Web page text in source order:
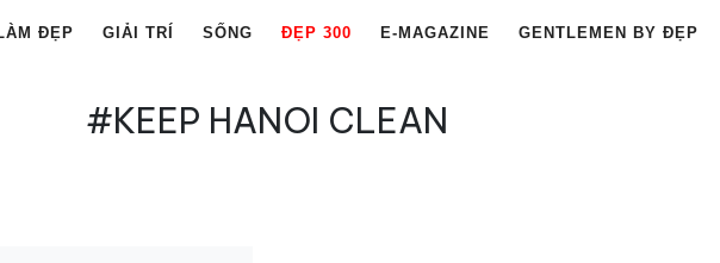
ĐẸP GIẢI TRÍ SỐNG ĐẸP 300 E-MAGAZINE GENTLEMEN BY ĐẸP
#KEEP HANOI CLEAN